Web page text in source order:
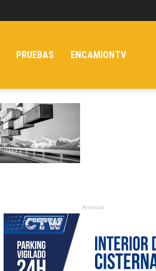
PRUEBAS ENCAMIONTV
Anuncio